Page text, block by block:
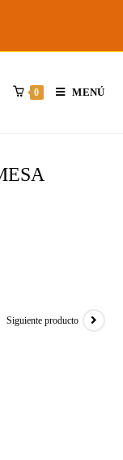
0 MENÚ
Siguiente producto